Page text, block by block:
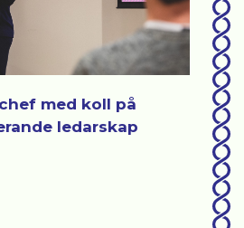
med koll på
ledarskap